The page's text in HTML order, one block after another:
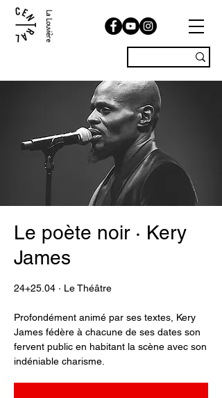
La Louvière
Le poète noir · Kery
James
24+25.04 · Le Théâtre
Profondément animé par ses textes, Kery
James fédère à chacune de ses dates son
fervent public en habitant la scène avec son
indéniable charisme.